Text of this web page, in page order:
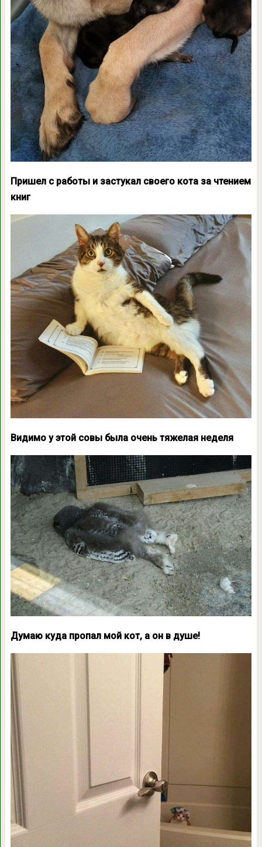
Пришел с работы и застукал своего кота за чтением
книг
Видимо у этой совы была очень тяжелая неделя
Думаю куда пропал мой кот, а он в душе!